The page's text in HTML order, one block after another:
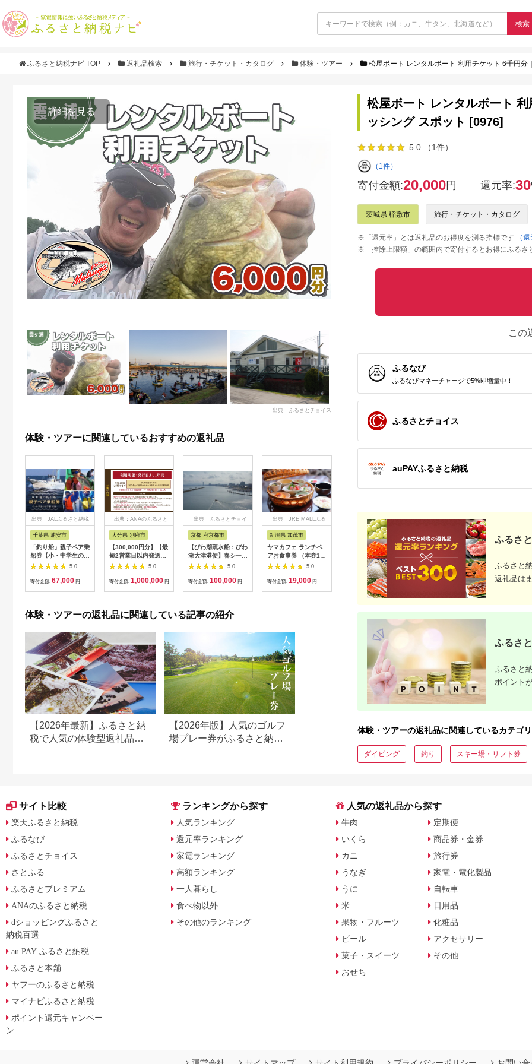
検索
ふるさと納税ナビ TOP 返礼品検索 旅行・チケット・カタログ 体験・ツアー 松屋ボート レンタルボート 利用チケット 6千円
詳細を見る
出典：ふるさとチョイス
体験・ツアーに関連しているおすすめの返礼品
出典：JALふるさと納税
千葉県 浦安市
「釣り船」親子ペア乗
船券【小・中学生のお
子様】
5.0
寄付金額: 67,000 円
出典：ANAのふるさと
納税
大分県 別府市
【300,000円分】【最
短2営業日以内発送】
別府市内の旅館やホテ
ルで使用できる宿泊補
助券 楽しい旅の思い
円 30万円 ホテル 旅
館 温泉 旅行 観光 ト
お泊り 別府温泉 別府
観光 地獄めぐり 旅 お
すすめ 人気 体験型 節
約_B030-007
5.0
寄付金額: 1,000,000 円
出典：ふるさとチョイ
ス
京都 府京都市
【びわ湖疏水船：びわ
湖大津港便】春シーズ
ン先行予約権（２名様
分の乗船予約の権利）
5.0
寄付金額: 100,000 円
出典：JRE MALLふる
さと納税
新潟県 加茂市
ヤマカフェ ランチペ
アお食事券 （本券1枚
で2名様ご利用）北越
の小京都の老舗割烹
「山重」料亭ランチペ
5.0
寄付金額: 19,000 円
出典：ふるさとチョイ
長崎県 松浦市
田舎そば打ち体験(体
験交流型メニュー)( 体
験 田舎 自然 松浦市
そば そば打ち )【D3-
5.0
寄付金額:33,000
出典：ふるなび
神奈川県 小田原市
【小田原市】JTBふる
さと旅行クーポン
（150,000円分）有効
期間3年（Eメール発
行）｜予約 宿泊 観光
チケット 子供 子連れ
カップル 家族 店頭 オ
ンライン ネット 電話
5.0
寄付金額: 500,000円
長崎県
さと旅行
期間3年
チケット
カップル
寄付金額:
体験・ツアーの返礼品に関連している記事の紹介
【2026年最新】ふるさと納
税で人気の体験型返礼品！
【2026年版】人気のゴルフ
場プレー券がふるさと納税
松屋ボート レンタルボート
ッシング スポット [0976]
5.0 （1件）
（1件）
寄付金額:20,000円 還元率:30
茨城県 稲敷市 旅行・チケット・カタログ
※「還元率」とは返礼品のお得度を測る指標です
（
※「控除上限額」の範囲内で寄付するとお得にふるさ
この
ふるなび
ふるなびマネーチャージで5%即増量中！
ふるさとチョイス
auPAYふるさと納税
ふるさ
ふるさと
返礼品は
ふるさ
ふるさと
ポイント
体験・ツアーの返礼品に関連しているカテゴリ
ダイビング 釣り スキー場・リフト券
サイト比較
楽天ふるさと納税
ふるなび
ふるさとチョイス
さとふる
ふるさとプレミアム
ANAのふるさと納税
dショッピングふるさと
納税百選
au PAY ふるさと納税
ふるさと本舗
ヤフーのふるさと納税
マイナビふるさと納税
ポイント還元キャンペー
ン
ランキングから探す
人気ランキング
還元率ランキング
家電ランキング
高額ランキング
一人暮らし
食べ物以外
その他のランキング
人気の返礼品から探す
牛肉
いくら
カニ
うなぎ
うに
米
果物・フルーツ
ビール
菓子・スイーツ
おせち
定期便
商品券・金券
旅行券
家電・電化製品
自転車
日用品
化粧品
アクセサリー
その他